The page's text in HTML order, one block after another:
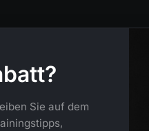
Sie auf dem